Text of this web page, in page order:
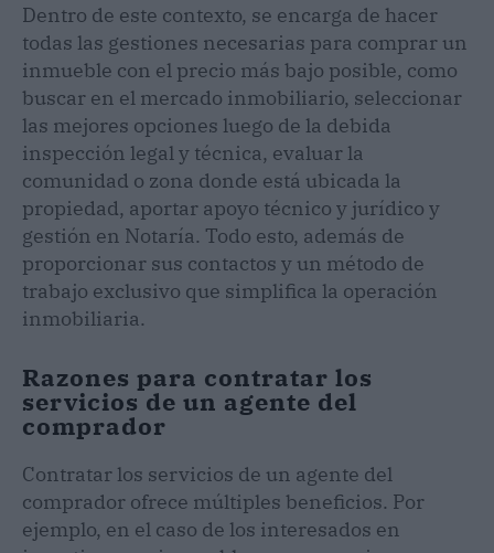
Dentro de este contexto, se encarga de hacer
todas las gestiones necesarias para comprar un
inmueble con el precio más bajo posible, como
buscar en el mercado inmobiliario, seleccionar
las mejores opciones luego de la debida
inspección legal y técnica, evaluar la
comunidad o zona donde está ubicada la
propiedad, aportar apoyo técnico y jurídico y
gestión en Notaría. Todo esto, además de
proporcionar sus contactos y un método de
trabajo exclusivo que simplifica la operación
inmobiliaria.
Razones para contratar los
servicios de un agente del
comprador
Contratar los servicios de un agente del
comprador ofrece múltiples beneficios. Por
ejemplo, en el caso de los interesados en